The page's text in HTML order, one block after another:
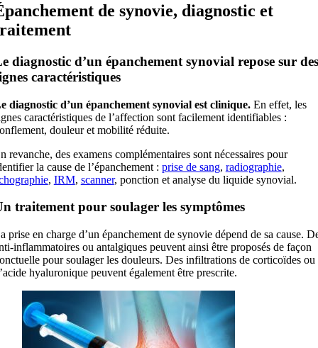
de synovie, diagnostic et
diagnostic d’un épanchement synovial repose sur des
caractéristiques
diagnostic d’un épanchement synovial est clinique. En effet, les
caractéristiques de l’affection sont facilement identifiables :
douleur et mobilité réduite.
revanche, des examens complémentaires sont nécessaires pour
la cause de l’épanchement : prise de sang, radiographie,
, IRM, scanner, ponction et analyse du liquide synovial.
traitement pour soulager les symptômes
prise en charge d’un épanchement de synovie dépend de sa cause.
inflammatoires ou antalgiques peuvent ainsi être proposés de façon
pour soulager les douleurs. Des infiltrations de corticoïdes ou
hyaluronique peuvent également être prescrite.